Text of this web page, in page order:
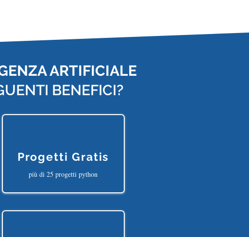
ARTIFICIALE
BENEFICI?
Progetti Gratis
più di 25 progetti python